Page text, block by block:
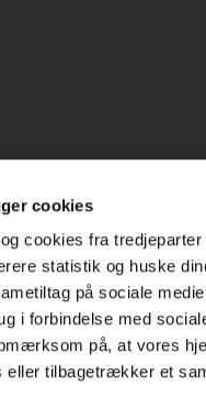
cookies
cookies fra
statistik og huske
på sociale
i forbindelse med
på, at vores
eller tilbagetrækker et